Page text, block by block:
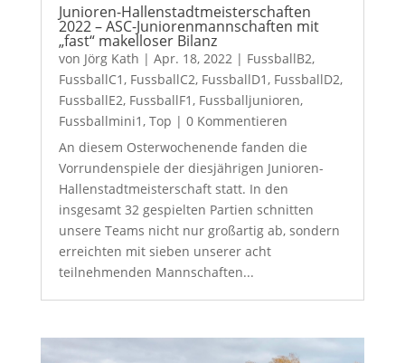
Junioren-Hallenstadtmeisterschaften
2022 – ASC-Juniorenmannschaften mit
„fast“ makelloser Bilanz
von Jörg Kath | Apr. 18, 2022| FussballB2,
FussballC1, FussballC2, FussballD1, FussballD2,
FussballE2, FussballF1, Fussballjunioren,
Fussballmini1, Top | 0 Kommentieren
An diesem Osterwochenende fanden die
Vorrundenspiele der diesjährigen Junioren-
Hallenstadtmeisterschaft statt. In den
insgesamt 32 gespielten Partien schnitten
unsere Teams nicht nur großartig ab, sondern
erreichten mit sieben unserer acht
teilnehmenden Mannschaften...